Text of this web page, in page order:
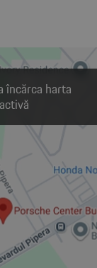
încărca harta